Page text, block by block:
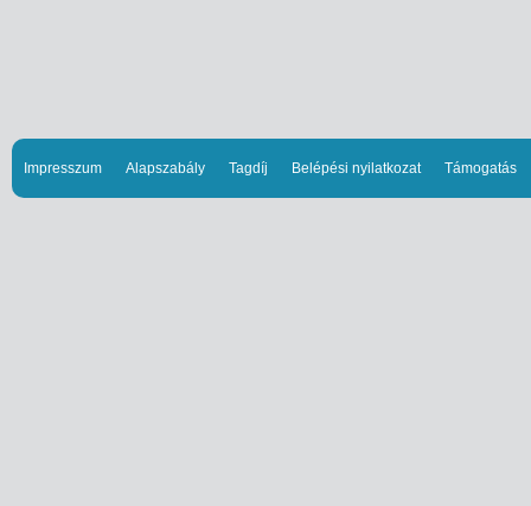
Impresszum Alapszabály Tagdíj Belépési nyilatkozat Támogatás